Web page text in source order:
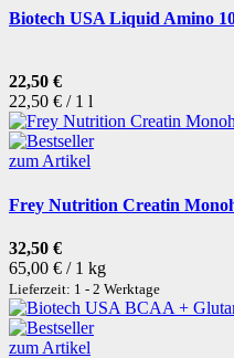
Biotech USA Liquid Amino
22,50 €
22,50 € / 1 l
zum Artikel
Frey Nutrition Creatin
32,50 €
65,00 € / 1 kg
Lieferzeit: 1 - 2 Werktage
zum Artikel